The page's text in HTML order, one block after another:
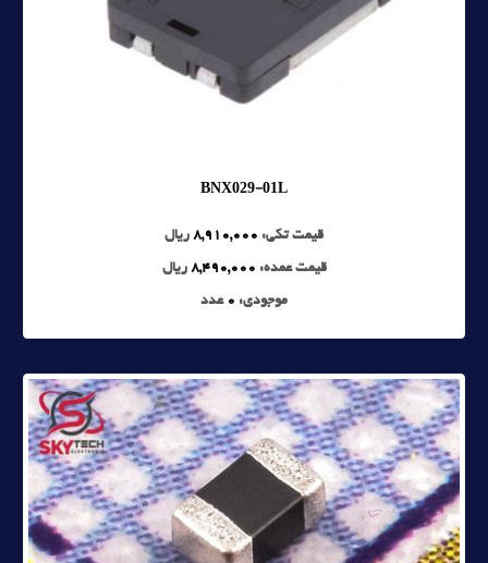
BNX029-01L
قیمت تکی: 8,910,000 ریال
قیمت عمده: 8,490,000 ریال
موجودی: 0 عدد